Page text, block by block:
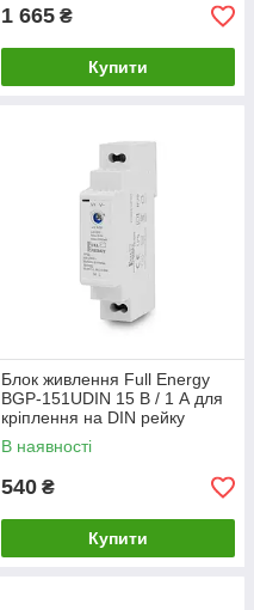
1 665 ₴
Купити
Блок живлення Full Energy
BGP-151UDIN 15 В / 1 А для
кріплення на DIN рейку
В наявності
540 ₴
Купити